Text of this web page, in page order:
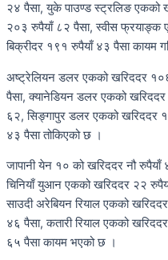
२४ पैसा, युके पाउण्ड स्ट्रलिङ एकको
२०३ रुपैयाँ ८२ पैसा, स्वीस फ्रयाङ्क
बिक्रीदर १९१ रुपैयाँ ४३ पैसा कायम
अष्ट्रेलियन डलर एकको खरिददर
पैसा, क्यानेडियन डलर एकको
६२, सिङ्गापुर डलर एकको खरिददर
४३ पैसा तोकिएको छ ।
जापानी येन १० को खरिददर नौ रुपैयाँ
चिनियाँ युआन एकको खरिददर २२
साउदी अरेबियन रियाल एकको
४६ पैसा, कतारी रियाल एकको
६५ पैसा कायम भएको छ ।